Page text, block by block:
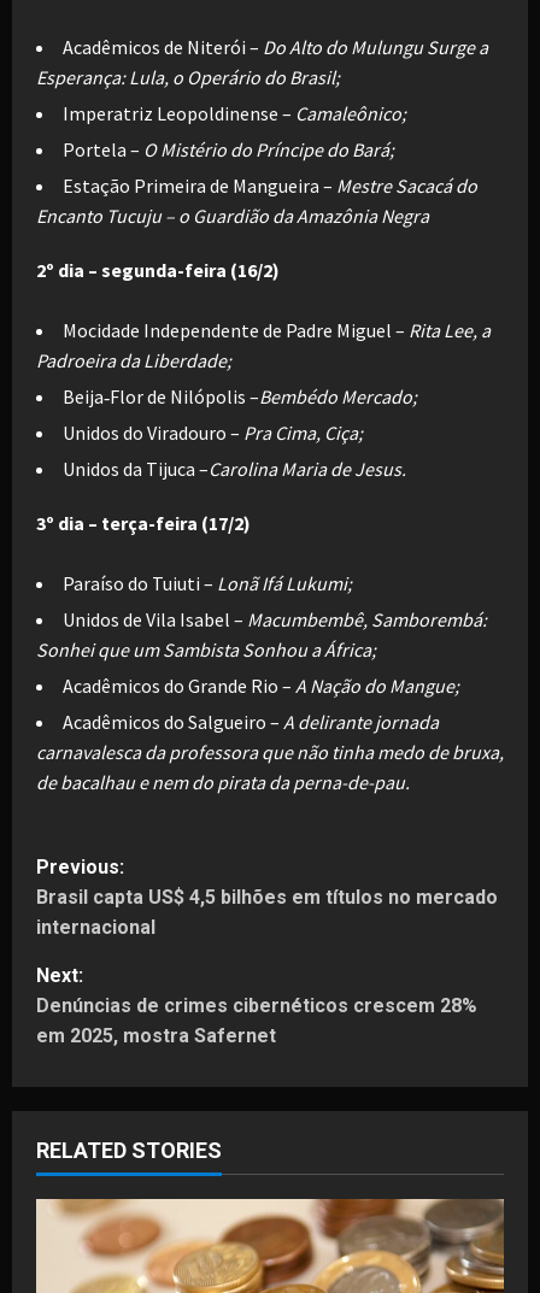
Acadêmicos de Niterói – Do Alto do Mulungu Surge a
Esperança: Lula, o Operário do Brasil;
Imperatriz Leopoldinense – Camaleônico;
Portela – O Mistério do Príncipe do Bará;
Estação Primeira de Mangueira – Mestre Sacacá do
Encanto Tucuju – o Guardião da Amazônia Negra
2º dia – segunda-feira (16/2)
Mocidade Independente de Padre Miguel – Rita Lee, a
Padroeira da Liberdade;
Beija‑Flor de Nilópolis –Bembédo Mercado;
Unidos do Viradouro – Pra Cima, Ciça;
Unidos da Tijuca –Carolina Maria de Jesus.
3º dia – terça-feira (17/2)
Paraíso do Tuiuti – Lonã Ifá Lukumi;
Unidos de Vila Isabel – Macumbembê, Samborembá:
Sonhei que um Sambista Sonhou a África;
Acadêmicos do Grande Rio – A Nação do Mangue;
Acadêmicos do Salgueiro – A delirante jornada
carnavalesca da professora que não tinha medo de bruxa,
de bacalhau e nem do pirata da perna-de-pau.
P
o
s
t
a
v
i
Previous:
Brasil capta US$ 4,5 bilhões em títulos no mercado
internacional
Next:
Denúncias de crimes cibernéticos crescem 28%
em 2025, mostra Safernet
RELATED STORIES